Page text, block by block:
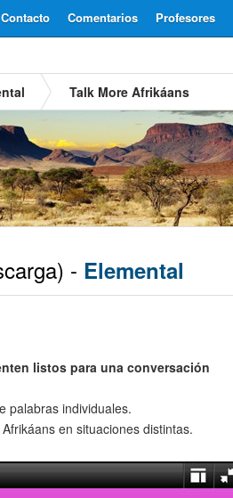
Profesores
Comentarios
Contacto
Talk More Afrikáans
- Elemental
listos para una conversación
palabras individuales.
en situaciones distintas.